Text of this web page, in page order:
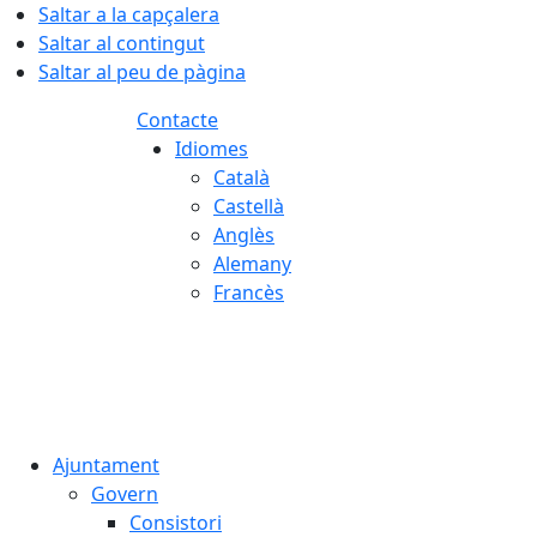
Saltar a la capçalera
Saltar al contingut
Saltar al peu de pàgina
Contacte
Idiomes
Català
Castellà
Anglès
Alemany
Francès
Ajuntament
Govern
Consistori